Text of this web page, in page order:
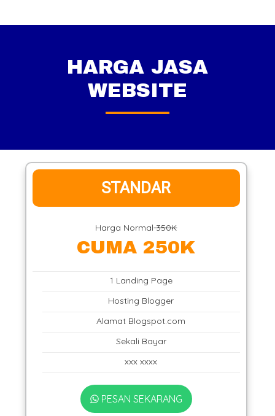
HARGA JASA
WEBSITE
STANDAR
Harga Normal350K
CUMA 250K
1 Landing Page
Hosting Blogger
Alamat Blogspot.com
Sekali Bayar
xxx xxxx
PESAN SEKARANG